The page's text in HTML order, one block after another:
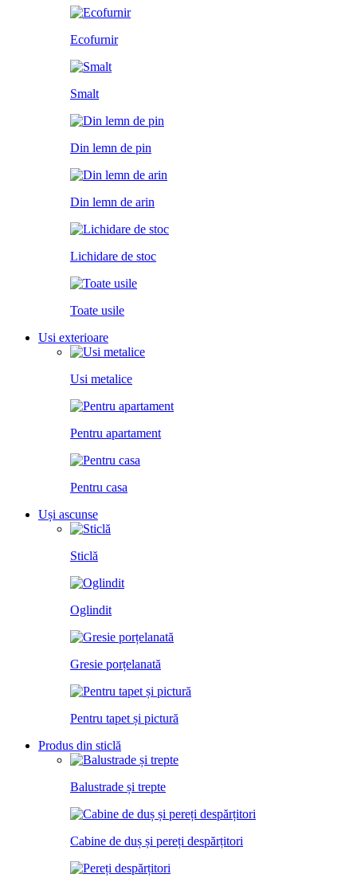
Ecofurnir
Smalt
Din lemn de pin
Din lemn de arin
Lichidare de stoc
Toate usile
Usi exterioare
Usi metalice
Pentru apartament
Pentru casa
Uși ascunse
Sticlă
Oglindit
Gresie porțelanată
Pentru tapet și pictură
Produs din sticlă
Balustrade și trepte
Cabine de duș și pereți despărțitori